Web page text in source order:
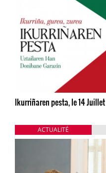
Ikurriñaren pesta, le 14
ACTUALITÉ